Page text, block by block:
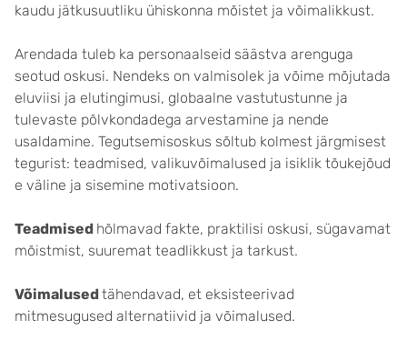
kaudu jätkusuutliku ühiskonna mõistet ja võimalikkust.
Arendada tuleb ka personaalseid säästva arenguga
seotud oskusi. Nendeks on valmisolek ja võime mõjutada
eluviisi ja elutingimusi, globaalne vastutustunne ja
tulevaste põlvkondadega arvestamine ja nende
usaldamine. Tegutsemisoskus sõltub kolmest järgmisest
tegurist: teadmised, valikuvõimalused ja isiklik tõukejõud
e väline ja sisemine motivatsioon.
Teadmised hõlmavad fakte, praktilisi oskusi, sügavamat
mõistmist, suuremat teadlikkust ja tarkust.
Võimalusedtähendavad, et eksisteerivad
mitmesugused alternatiivid ja võimalused.